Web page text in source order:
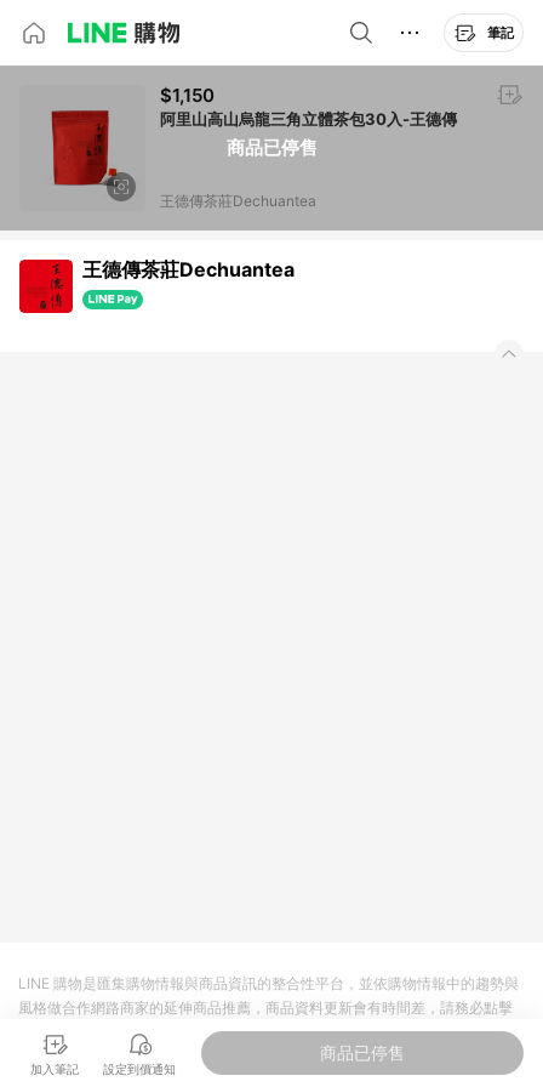
筆記
商品已停售
$1,150
阿里山高山烏龍三角立體茶包30入-王德傳
王德傳茶莊Dechuantea
王德傳茶莊Dechuantea
加入筆記 設定到價通知
商品已停售
LINE 購物是匯集購物情報與商品資訊的整合性平台，並依購物情報中的趨勢與
風格做合作網路商家的延伸商品推薦，商品資料更新會有時間差，請務必點擊
商品至各合作網路商家，確認現售價與購物條件，一切資訊以合作廠商網頁為
準。